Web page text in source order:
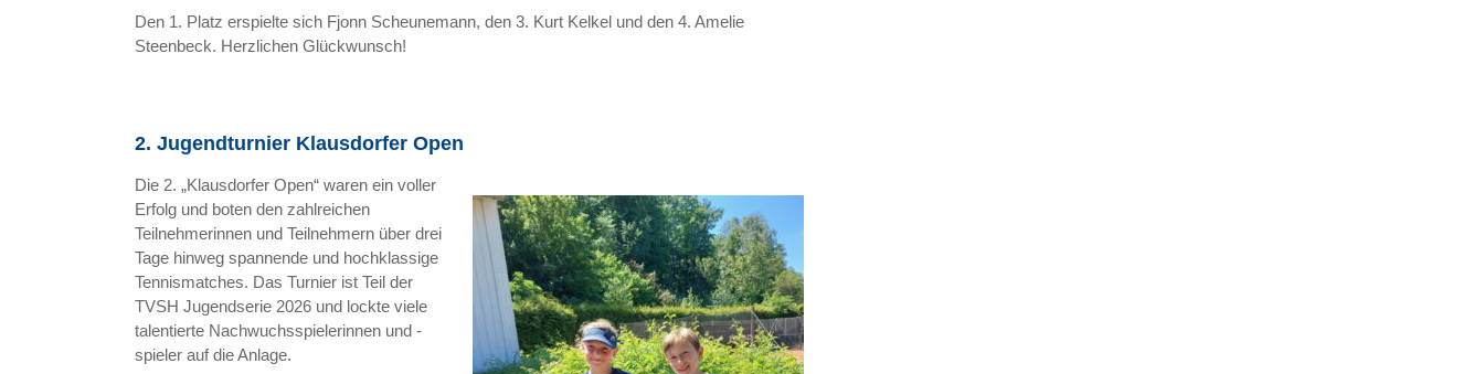
Den 1. Platz erspielte sich Fjonn Scheunemann, den 3. Kurt Kelkel und den 4. Amelie
Steenbeck. Herzlichen Glückwunsch!
2. Jugendturnier Klausdorfer Open
Die 2. „Klausdorfer Open“ waren ein voller
Erfolg und boten den zahlreichen
Teilnehmerinnen und Teilnehmern über drei
Tage hinweg spannende und hochklassige
Tennismatches. Das Turnier ist Teil der
TVSH Jugendserie 2026 und lockte viele
talentierte Nachwuchsspielerinnen und -
spieler auf die Anlage.